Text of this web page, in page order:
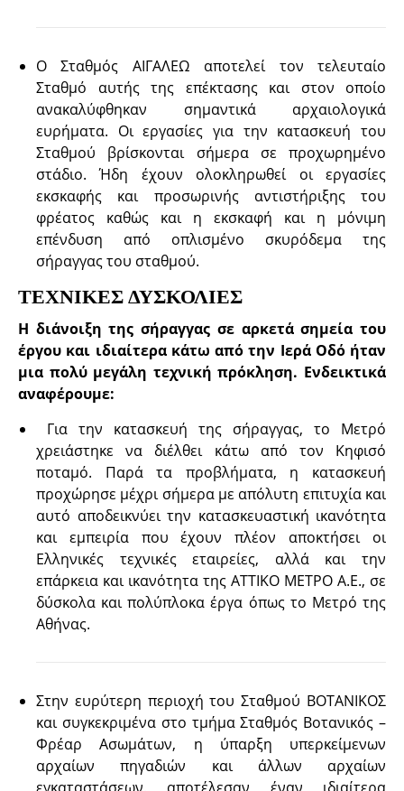
Ο Σταθμός ΑΙΓΑΛΕΩ αποτελεί τον τελευταίο
Σταθμό αυτής της επέκτασης και στον οποίο
ανακαλύφθηκαν σημαντικά αρχαιολογικά
ευρήματα. Οι εργασίες για την κατασκευή του
Σταθμού βρίσκονται σήμερα σε προχωρημένο
στάδιο. Ήδη έχουν ολοκληρωθεί οι εργασίες
εκσκαφής και προσωρινής αντιστήριξης του
φρέατος καθώς και η εκσκαφή και η μόνιμη
επένδυση από οπλισμένο σκυρόδεμα της
σήραγγας του σταθμού.
ΤΕΧΝΙΚΕΣ ΔΥΣΚΟΛΙΕΣ
Η διάνοιξη της σήραγγας σε αρκετά σημεία του
έργου και ιδιαίτερα κάτω από την Ιερά Οδό ήταν
μια πολύ μεγάλη τεχνική πρόκληση. Ενδεικτικά
αναφέρουμε:
Για την κατασκευή της σήραγγας, το Μετρό
χρειάστηκε να διέλθει κάτω από τον Κηφισό
ποταμό. Παρά τα προβλήματα, η κατασκευή
προχώρησε μέχρι σήμερα με απόλυτη επιτυχία και
αυτό αποδεικνύει την κατασκευαστική ικανότητα
και εμπειρία που έχουν πλέον αποκτήσει οι
Ελληνικές τεχνικές εταιρείες, αλλά και την
επάρκεια και ικανότητα της ΑΤΤΙΚΟ ΜΕΤΡΟ Α.Ε., σε
δύσκολα και πολύπλοκα έργα όπως το Μετρό της
Αθήνας.
Στην ευρύτερη περιοχή του Σταθμού ΒΟΤΑΝΙΚΟΣ
και συγκεκριμένα στο τμήμα Σταθμός Βοτανικός –
Φρέαρ Ασωμάτων, η ύπαρξη υπερκείμενων
αρχαίων πηγαδιών και άλλων αρχαίων